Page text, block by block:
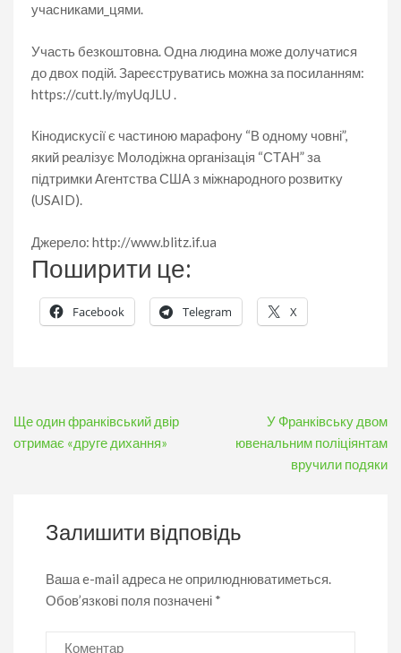
учасниками_цями.
Участь безкоштовна. Одна людина може долучатися
до двох подій. Зареєструватись можна за посиланням:
https://cutt.ly/myUqJLU .
Кінодискусії є частиною марафону “В одному човні”,
який реалізує Молодіжна організація “СТАН” за
підтримки Агентства США з міжнародного розвитку
(USAID).
Джерело: http://www.blitz.if.ua
Поширити це:
Facebook Telegram X
Навігація
записів
Ще один франківський двір
отримає «друге дихання»
У Франківську двом
ювенальним поліціянтам
вручили подяки
Залишити відповідь
Ваша e-mail адреса не оприлюднюватиметься.
Обов’язкові поля позначені *
Коментар